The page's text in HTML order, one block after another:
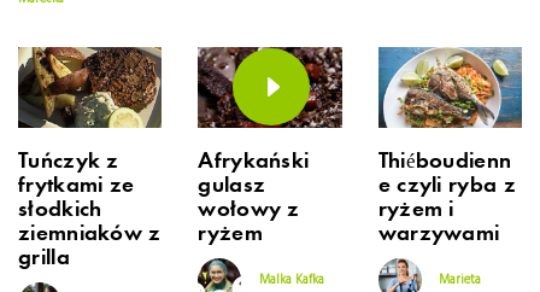
Tuńczyk z
frytkami ze
słodkich
ziemniaków z
grilla
Afrykański
gulasz
wołowy z
ryżem
Malka Kafka
Thiéboudienn
e czyli ryba z
ryżem i
warzywami
Marieta